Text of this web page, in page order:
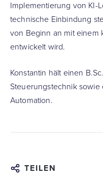
Implementierung von KI-
technische Einbindung
von Beginn an mit einem
entwickelt wird.
Konstantin hält einen
Steuerungstechnik
Automation.
TEILEN